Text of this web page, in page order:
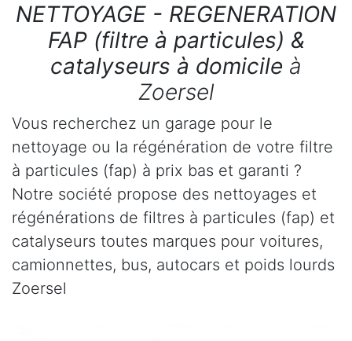
NETTOYAGE - REGENERATION
FAP (filtre à particules) &
catalyseurs à domicile à
Zoersel
Vous recherchez un garage pour le
nettoyage ou la régénération de votre filtre
à particules (fap) à prix bas et garanti ?
Notre société propose des nettoyages et
régénérations de filtres à particules (fap) et
catalyseurs toutes marques pour voitures,
camionnettes, bus, autocars et poids lourds
Zoersel